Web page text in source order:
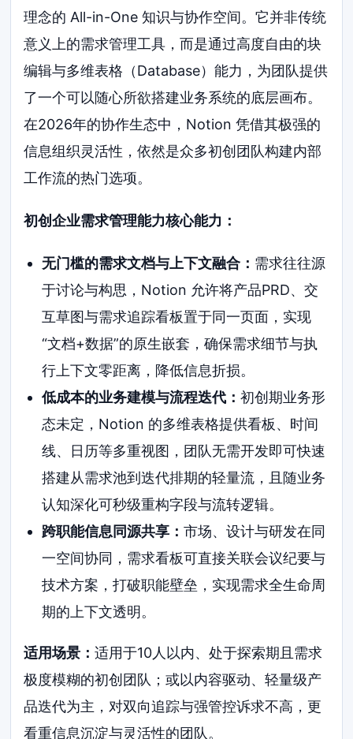
理念的 All-in-One 知识与协作空间。它并非传统
意义上的需求管理工具，而是通过高度自由的块
编辑与多维表格（Database）能力，为团队提供
了一个可以随心所欲搭建业务系统的底层画布。
在2026年的协作生态中，Notion 凭借其极强的
信息组织灵活性，依然是众多初创团队构建内部
工作流的热门选项。
初创企业需求管理能力核心能力：
无门槛的需求文档与上下文融合： 需求往往源
于讨论与构思，Notion 允许将产品PRD、交
互草图与需求追踪看板置于同一页面，实现
“文档+数据”的原生嵌套，确保需求细节与执
行上下文零距离，降低信息折损。
低成本的业务建模与流程迭代： 初创期业务形
态未定，Notion 的多维表格提供看板、时间
线、日历等多重视图，团队无需开发即可快速
搭建从需求池到迭代排期的轻量流，且随业务
认知深化可秒级重构字段与流转逻辑。
跨职能信息同源共享： 市场、设计与研发在同
一空间协同，需求看板可直接关联会议纪要与
技术方案，打破职能壁垒，实现需求全生命周
期的上下文透明。
适用场景：适用于10人以内、处于探索期且需求
极度模糊的初创团队；或以内容驱动、轻量级产
品迭代为主，对双向追踪与强管控诉求不高，更
看重信息沉淀与灵活性的团队。